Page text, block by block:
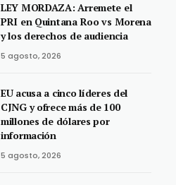
LEY MORDAZA: Arremete el
PRI en Quintana Roo vs Morena
y los derechos de audiencia
5 agosto, 2026
EU acusa a cinco líderes del
CJNG y ofrece más de 100
millones de dólares por
información
5 agosto, 2026